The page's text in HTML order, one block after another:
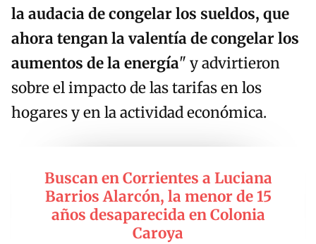
la audacia de congelar los sueldos, que
ahora tengan la valentía de congelar los
aumentos de la energía" y advirtieron
sobre el impacto de las tarifas en los
hogares y en la actividad económica.
Buscan en Corrientes a Luciana
Barrios Alarcón, la menor de 15
años desaparecida en Colonia
Caroya